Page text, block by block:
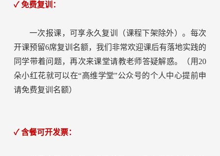
✓ 免费复训：
一次报课，可享永久复训（课程下架除外）。每次
开课预留6席复训名额，我们非常欢迎课后有落地实践的
同学带着问题，再次来课堂请教老师答疑解惑。（用20
朵小红花就可以在“高维学堂”公众号的个人中心提前申
请免费复训名额）
✓ 含餐可开发票：